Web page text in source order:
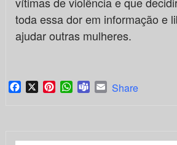
toda essa dor em informação e
ajudar outras mulheres.
Facebook
X PinterestWhatsApp
TeamsEmail
Share